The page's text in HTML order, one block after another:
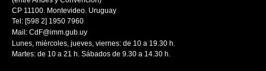
CP 11100. Montevideo. Uruguay
Tel: [598 2] 1950 7960
Mail: CdF@imm.gub.uy
Lunes, miércoles, jueves, viernes: de 10 a 19.30 h.
Martes: de 10 a 21 h. Sábados de 9.30 a 14.30 h.